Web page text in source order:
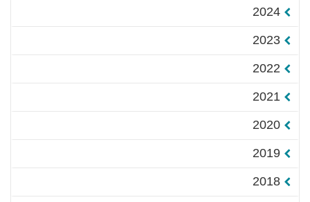
2024
2023
2022
2021
2020
2019
2018